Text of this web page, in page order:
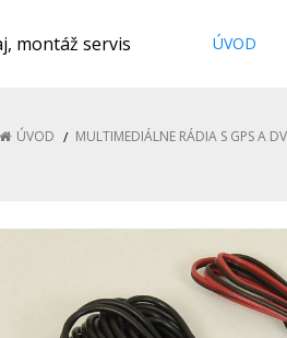
montáž servis ÚVOD
ÚVOD MULTIMEDIÁLNE RÁDIA S GPS A